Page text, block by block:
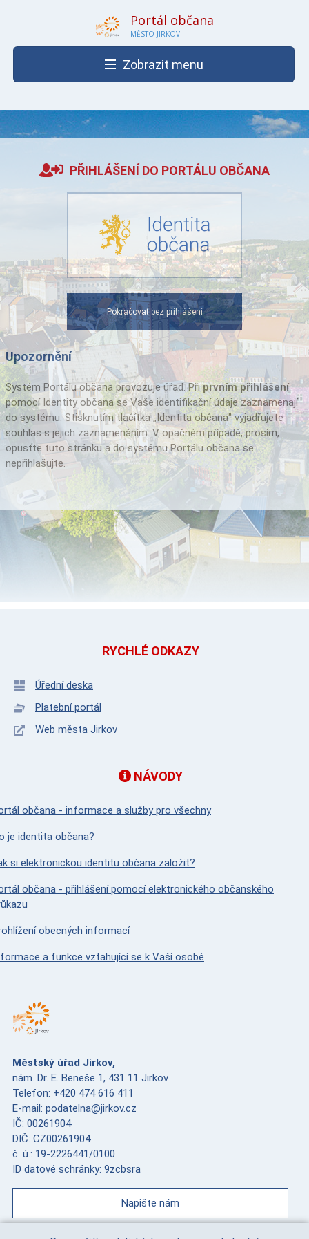
Portál občana
MĚSTO JIRKOV
Zobrazit menu
PŘIHLÁŠENÍ DO PORTÁLU OBČANA
Pokračovat bez přihlášení
Upozornění
Systém Portálu občana provozuje úřad. Připrvním přihlášení
pomocí Identity občana se Vaše identifikační údaje zaznamenají
do systému. Stisknutím tlačítka „Identita občana" vyjadřujete
souhlas s jejich zaznamenáním. V opačném případě, prosím,
opusťte tuto stránku a do systému Portálu občana se
nepřihlašujte.
RYCHLÉ ODKAZY
Úřední deska
Platební portál
Web města Jirkov
NÁVODY
občana - informace a služby pro všechny
je identita občana?
si elektronickou identitu občana založit?
občana - přihlášení pomocí elektronického občanského
obecných informací
a funkce vztahující se k Vaší osobě
Městský úřad Jirkov,
nám. Dr. E. Beneše 1, 431 11 Jirkov
Telefon: +420 474 616 411
E-mail: podatelna@jirkov.cz
IČ: 00261904
DIČ: CZ00261904
č. ú.: 19-2226441/0100
ID datové schránky: 9zcbsra
Napište nám